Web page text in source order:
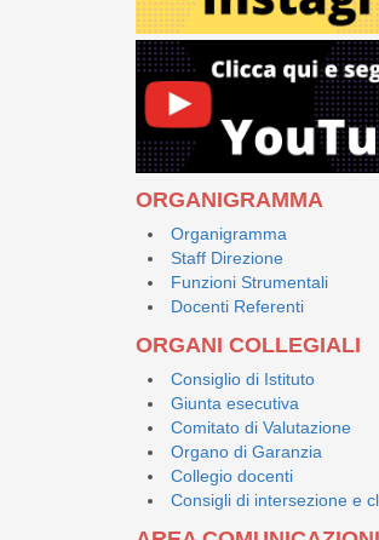
ORGANIGRAMMA
Organigramma
Staff Direzione
Funzioni Strumentali
Docenti Referenti
ORGANI COLLEGIALI
Consiglio di Istituto
Giunta esecutiva
Comitato di Valutazione
Organo di Garanzia
Collegio docenti
Consigli di intersezione e